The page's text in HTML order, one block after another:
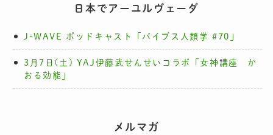
日本でアーユルヴェーダ
J-WAVE ポッドキャスト「バイブス人類学 #70」
3月7日(土) YAJ伊藤武せんせいコラボ「女神講座 か
おる効能」
メルマガ